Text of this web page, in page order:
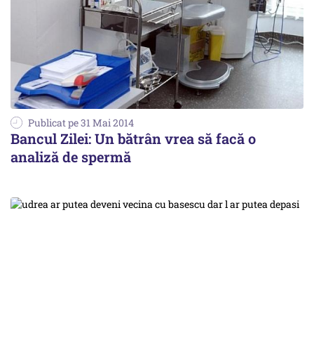
Publicat pe 31 Mai 2014
Bancul Zilei: Un bătrân vrea să facă o
analiză de spermă